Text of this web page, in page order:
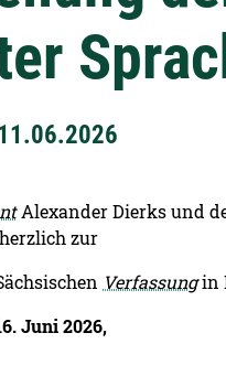
Alexander Dierks und
zur
Verfassungin
Juni 2026,